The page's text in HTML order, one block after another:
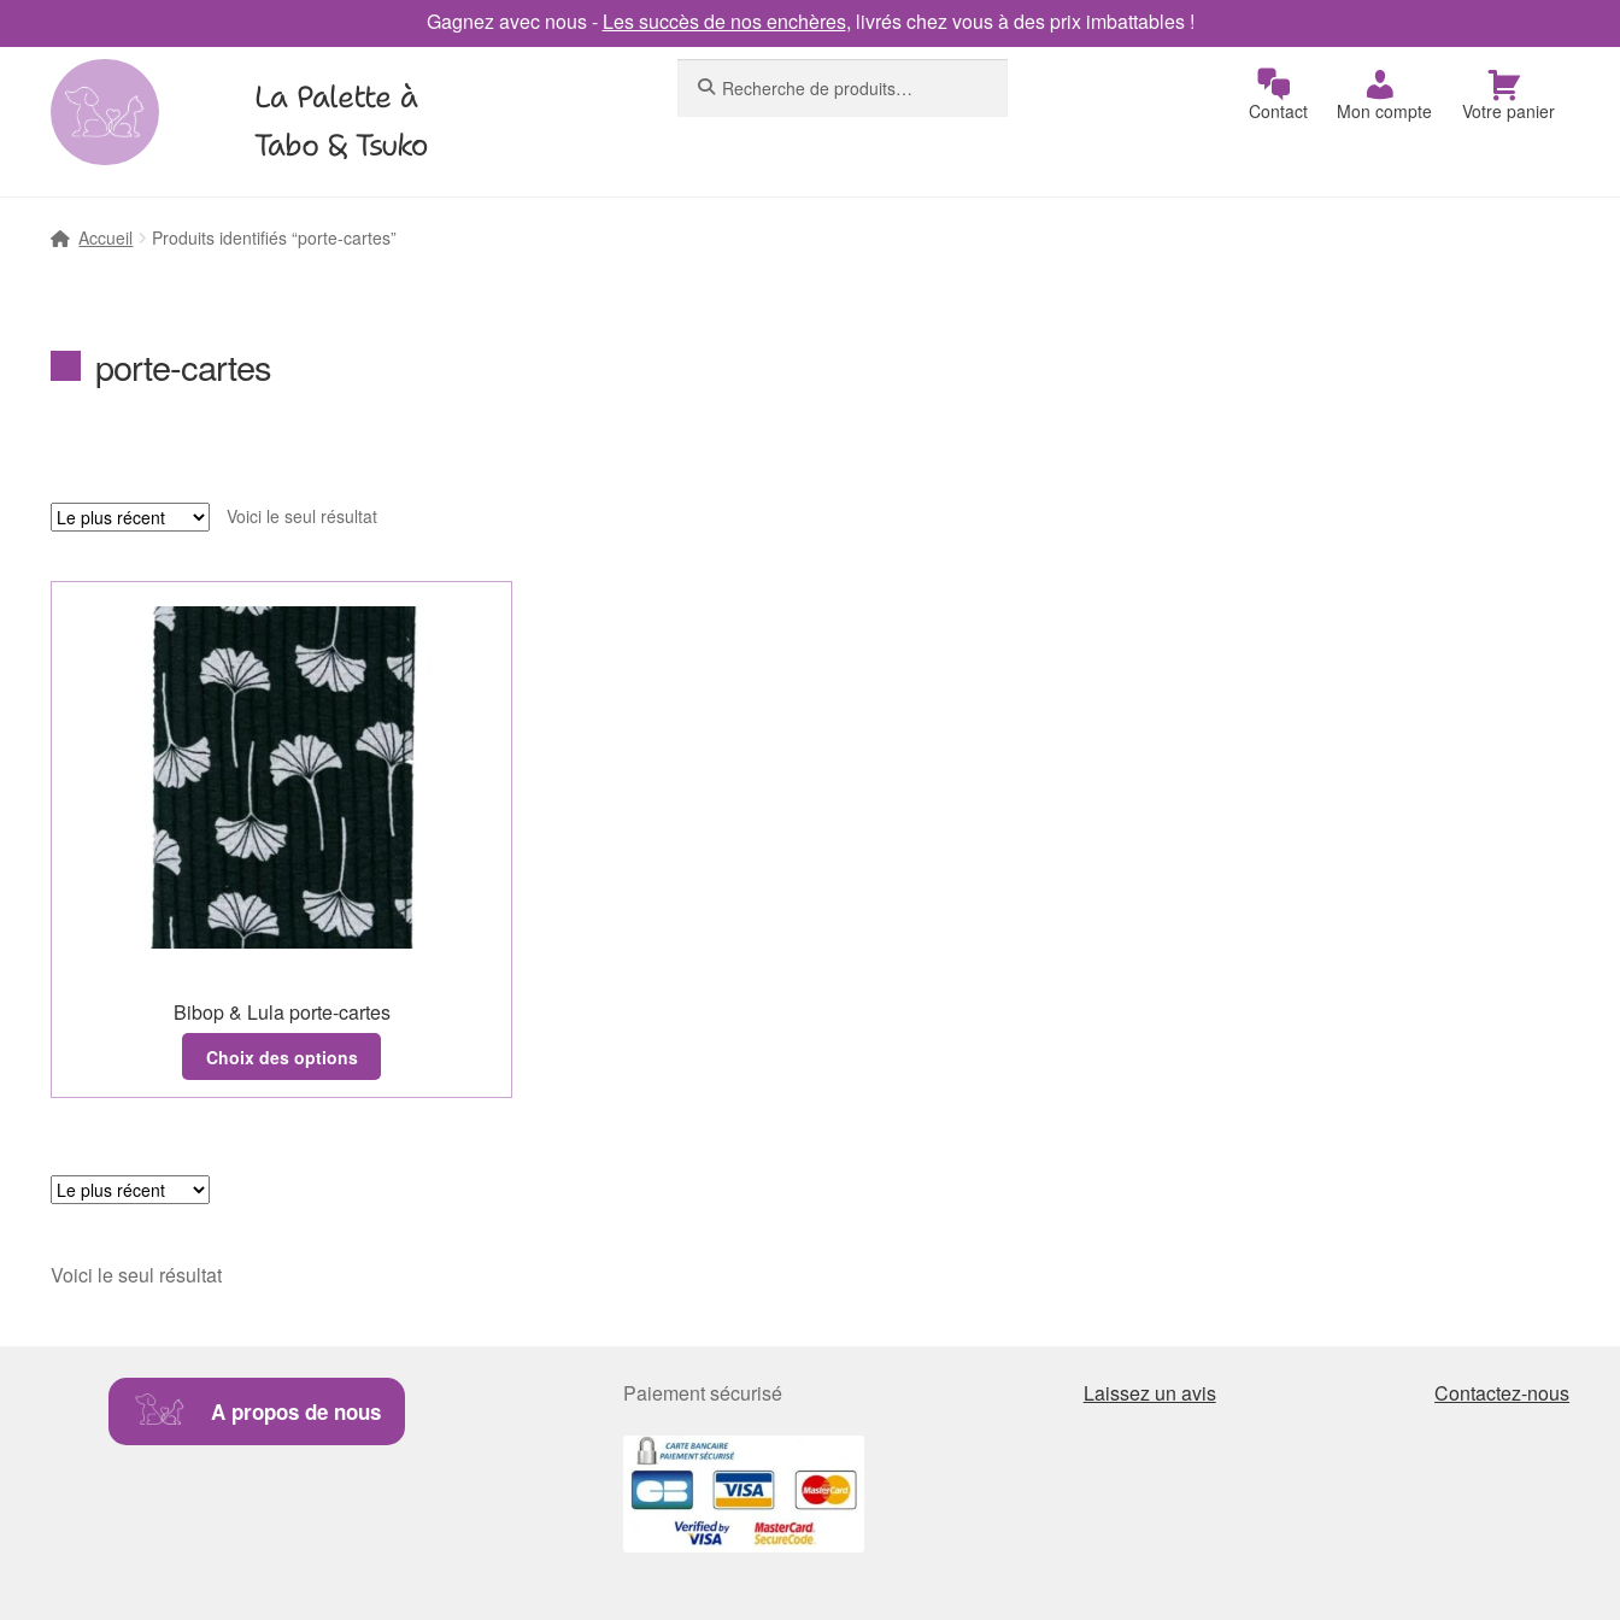
Gagnez avec nous - Les succès de nos enchères, livrés chez vous à des prix imbattables !
La Palette à
Tabo & Tsuko
Contact
Mon compte Votre panier
Accueil Produits identifiés “porte-cartes”
porte-cartes
Voici le seul résultat
Bibop & Lula porte-cartes
Choix des options
Voici le seul résultat
A propos de nous
Paiement sécurisé Laissez un avis Contactez-nous